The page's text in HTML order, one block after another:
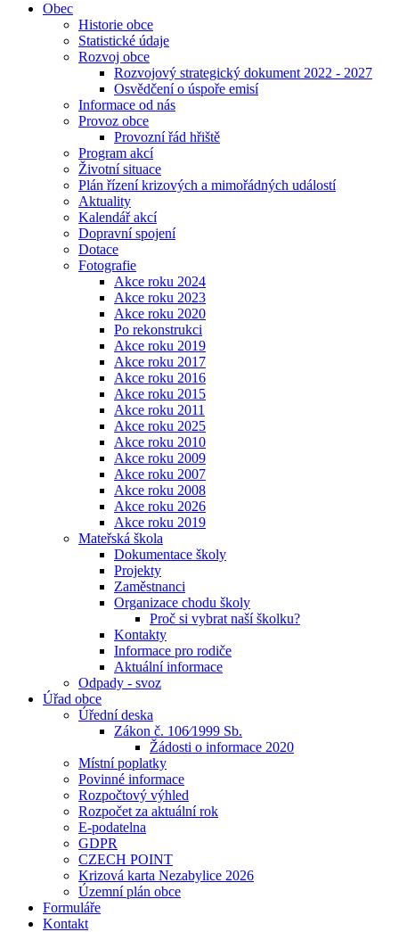
Obec
Historie obce
Statistické údaje
Rozvoj obce
Rozvojový strategický dokument 2022 - 2027
Osvědčení o úspoře emisí
Informace od nás
Provoz obce
Provozní řád hřiště
Program akcí
Životní situace
Plán řízení krizových a mimořádných událostí
Aktuality
Kalendář akcí
Dopravní spojení
Dotace
Fotografie
Akce roku 2024
Akce roku 2023
Akce roku 2020
Po rekonstrukci
Akce roku 2019
Akce roku 2017
Akce roku 2016
Akce roku 2015
Akce roku 2011
Akce roku 2025
Akce roku 2010
Akce roku 2009
Akce roku 2007
Akce roku 2008
Akce roku 2026
Akce roku 2019
Mateřská škola
Dokumentace školy
Projekty
Zaměstnanci
Organizace chodu školy
Proč si vybrat naší školku?
Kontakty
Informace pro rodiče
Aktuální informace
Odpady - svoz
Úřad obce
Úřední deska
Zákon č. 106⁄1999 Sb.
Žádosti o informace 2020
Místní poplatky
Povinné informace
Rozpočtový výhled
Rozpočet za aktuální rok
E-podatelna
GDPR
CZECH POINT
Krizová karta Nezabylice 2026
Územní plán obce
Formuláře
Kontakt